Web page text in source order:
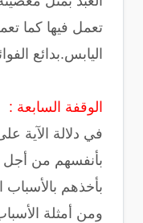
تعمل فيها كما
اليابس.بدائع الفوائد(
الوقفة السابعة :
في دلالة الآية
بأنفسهم من أجل
بأخذهم بالأسباب
ومن أمثلة